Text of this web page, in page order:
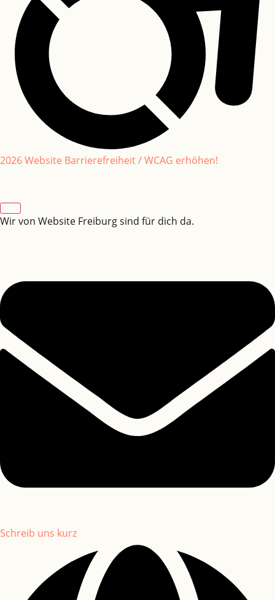
2026 Website Barrierefreiheit / WCAG erhöhen!
Wir von Website Freiburg sind für dich da.
Schreib uns kurz